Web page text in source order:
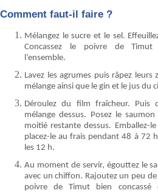
Comment faut-il faire ?
Mélangez le sucre et le sel.
Concassez le poivre de Timut
l’ensemble.
Lavez les agrumes puis râpez leurs
mélange ainsi que le gin et le jus du
Déroulez du film fraîcheur. Puis
mélange dessus. Posez le
moitié restante dessus. Emballez-
placez-le au frais pendant 48 à 72
les 12 h.
Au moment de servir, égouttez le
avec un chiffon. Rajoutez un peu de
poivre de Timut bien concassé